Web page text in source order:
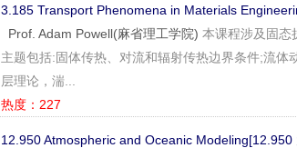
3.185 Transport Phenomena in Materials
Prof. Adam Powell(麻省理工学院) 本课程涉及固态
主题包括:固体传热、对流和辐射传热边界条件;流体
层理论，湍...
热度：227
12.950 Atmospheric and Oceanic Modeling[12.950